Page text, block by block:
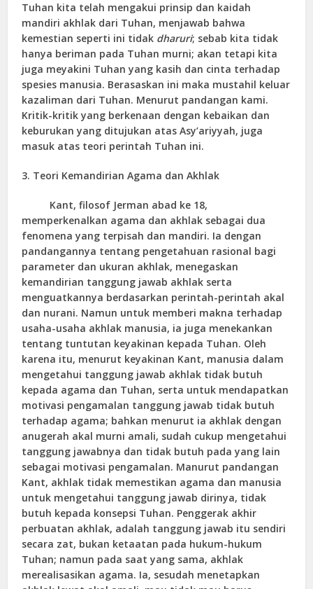
Tuhan kita telah mengakui prinsip dan kaidah
mandiri akhlak dari Tuhan, menjawab bahwa
kemestian seperti ini tidak dharuri; sebab kita tidak
hanya beriman pada Tuhan murni; akan tetapi kita
juga meyakini Tuhan yang kasih dan cinta terhadap
spesies manusia. Berasaskan ini maka mustahil keluar
kazaliman dari Tuhan. Menurut pandangan kami.
Kritik-kritik yang berkenaan dengan kebaikan dan
keburukan yang ditujukan atas Asy’ariyyah, juga
masuk atas teori perintah Tuhan ini.
3. Teori Kemandirian Agama dan Akhlak
Kant, filosof Jerman abad ke 18,
memperkenalkan agama dan akhlak sebagai dua
fenomena yang terpisah dan mandiri. Ia dengan
pandangannya tentang pengetahuan rasional bagi
parameter dan ukuran akhlak, menegaskan
kemandirian tanggung jawab akhlak serta
menguatkannya berdasarkan perintah-perintah akal
dan nurani. Namun untuk memberi makna terhadap
usaha-usaha akhlak manusia, ia juga menekankan
tentang tuntutan keyakinan kepada Tuhan. Oleh
karena itu, menurut keyakinan Kant, manusia dalam
mengetahui tanggung jawab akhlak tidak butuh
kepada agama dan Tuhan, serta untuk mendapatkan
motivasi pengamalan tanggung jawab tidak butuh
terhadap agama; bahkan menurut ia akhlak dengan
anugerah akal murni amali, sudah cukup mengetahui
tanggung jawabnya dan tidak butuh pada yang lain
sebagai motivasi pengamalan. Manurut pandangan
Kant, akhlak tidak memestikan agama dan manusia
untuk mengetahui tanggung jawab dirinya, tidak
butuh kepada konsepsi Tuhan. Penggerak akhir
perbuatan akhlak, adalah tanggung jawab itu sendiri
secara zat, bukan ketaatan pada hukum-hukum
Tuhan; namun pada saat yang sama, akhlak
merealisasikan agama. Ia, sesudah menetapkan